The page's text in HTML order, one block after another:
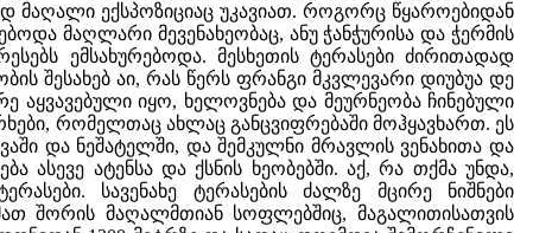
მაღალი ექსპოზიციაც უკავიათ. როგორც წყაროებიდან
მაღლარი მევენახეობაც, ანუ ჭანჭურისა და ჭერმის
ემსახურებოდა. მესხეთის ტერასები ძირითადად
შესახებ აი, რას წერს ფრანგი მკვლევარი დიუბუა დე
აყვავებული იყო, ხელოვნება და მეურნეობა ჩინებული
რომელთაც ახლაც განცვიფრებაში მოჰყავხართ. ეს
და ნეშატელში, და შემკულნი მრავლის ვენახითა და
ასევე ატენსა და ქსნის ხეობებში. აქ, რა თქმა უნდა,
სავენახე ტერასების ძალზე მცირე ნიშნები
შორის მაღალმთიან სოფლებშიც, მაგალითისათვის